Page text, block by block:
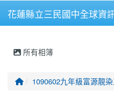
花蓮縣立三民國中全球資
所有相簿
回首頁
1090602九年級富源靚